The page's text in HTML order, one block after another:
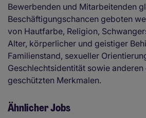
Bewerbenden und Mitarbeitenden
Beschäftigungschancen geboten
von Hautfarbe, Religion,
Alter, körperlicher und geistiger
Familienstand, sexueller
Geschlechtsidentität sowie
geschützten Merkmalen.
Ähnlicher Jobs